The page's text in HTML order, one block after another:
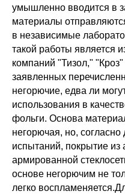
умышленно вводится в
материалы
в независимые
такой работы является
компаний "Тизол,"
заявленных
негорючие, едва ли
использования в
фольги. Основа
негорючая, но,
испытаний, покрытие
армированной
основе негорючим не
легко